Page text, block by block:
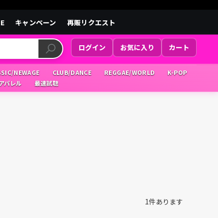
キャンペーン 再販リクエスト
ログイン お気に入り カート
NEWAGE CLUB/DANCE REGGAE/WORLD
K-POP
パレル 最速試聴
1件あります